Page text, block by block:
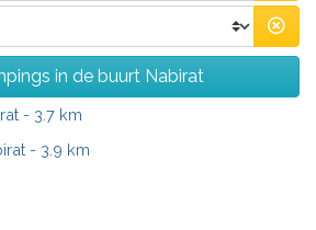
in de buurt Nabirat
- 3.7 km
- 3.9 km